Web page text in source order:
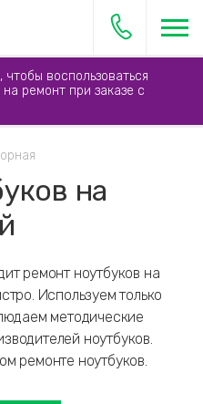
чтобы воспользоваться
ремонт при заказе с
на
ремонт ноутбуков на
Используем только
методические
ноутбуков.
ремонте ноутбуков.